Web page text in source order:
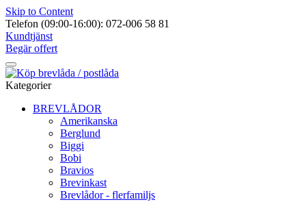
Skip to Content
Telefon (09:00-16:00): 072-006 58 81
Kundtjänst
Begär offert
Kategorier
BREVLÅDOR
Amerikanska
Berglund
Biggi
Bobi
Bravios
Brevinkast
Brevlådor - flerfamiljs